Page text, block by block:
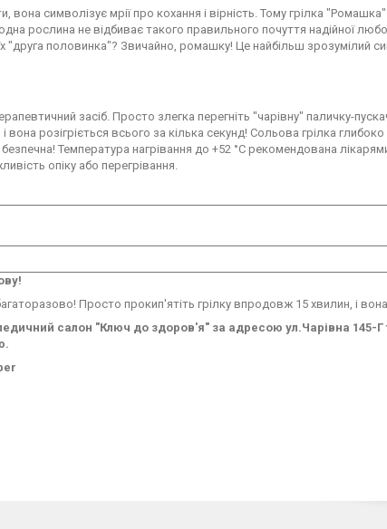
вона символізує мрії про кохання і вірність. Тому грілка
рослина не відбиває такого правильного почуття надійної
"друга половинка"? Звичайно, ромашку! Це найбільш зрозумілий
засіб. Просто злегка перегніть "чарівну" паличку-
вона розігріється всього за кілька секунд! Сольова грілка
Температура нагрівання до +52 °C рекомендована
опіку або перегрівання.
Просто прокип'ятіть грілку впродовж 15 хвилин, і
салон "Ключ до здоров'я" за адресою ул.Чарівна 145-Г